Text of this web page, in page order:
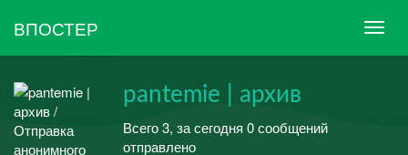
ВПОСТЕР
pantemie | архив
Всего 3, за сегодня 0 сообщений
отправлено